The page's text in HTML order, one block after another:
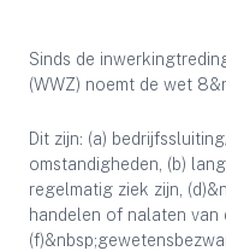
Sinds de
(WWZ) noemt de wet
Dit zijn: (a)
omstandigheden, (b)
regelmatig ziek zijn,
handelen of nalaten van